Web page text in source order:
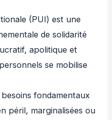
(PUI) est une
de solidarité
apolitique et
se mobilise
fondamentaux
péril, marginalisées ou